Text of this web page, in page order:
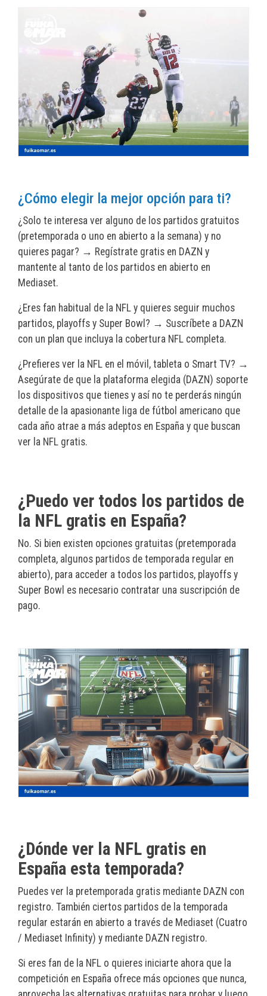
¿Cómo elegir la mejor opción para ti?
¿Solo te interesa ver alguno de los partidos gratuitos
(pretemporada o uno en abierto a la semana) y no
quieres pagar? → Regístrate gratis en DAZN y
mantente al tanto de los partidos en abierto en
Mediaset.
¿Eres fan habitual de la NFL y quieres seguir muchos
partidos, playoffs y Super Bowl? → Suscríbete a DAZN
con un plan que incluya la cobertura NFL completa.
¿Prefieres ver la NFL en el móvil, tableta o Smart TV? →
Asegúrate de que la plataforma elegida (DAZN) soporte
los dispositivos que tienes y así no te perderás ningún
detalle de la apasionante liga de fútbol americano que
cada año atrae a más adeptos en España y que buscan
ver la NFL gratis.
¿Puedo ver todos los partidos de
la NFL gratis en España?
No. Si bien existen opciones gratuitas (pretemporada
completa, algunos partidos de temporada regular en
abierto), para acceder a todos los partidos, playoffs y
Super Bowl es necesario contratar una suscripción de
pago.
¿Dónde ver la NFL gratis en
España esta temporada?
Puedes ver la pretemporada gratis mediante DAZN con
registro. También ciertos partidos de la temporada
regular estarán en abierto a través de Mediaset (Cuatro
/ Mediaset Infinity) y mediante DAZN registro.
Si eres fan de la NFL o quieres iniciarte ahora que la
competición en España ofrece más opciones que nunca,